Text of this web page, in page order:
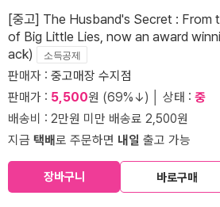
[중고] The Husband's Secret : From
of Big Little Lies, now an award
ack)
소득공제
판매자 : 중고매장 수지점
판매가 : 5,500원 (69%↓) │ 상태 : 중
배송비 : 2만원 미만 배송료 2,500원
지금 택배로 주문하면 내일 출고 가능
장바구니 바로구매